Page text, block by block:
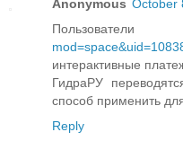
Anonymous October
интерактивные
ГидраРУ
способ применить
Reply